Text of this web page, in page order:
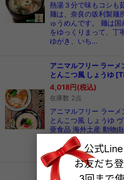
熱湯３分で味もコシも
麺は、奈良の坂利製麺
ゅうめんです。 麺は
をゆっくりまって、丁
ゆがき、いち…
アニマルフリー ラー
とんこつ風 しょうゆ [
4,018円(税込)
在庫数 2点
アニマルフリー ラー
とんこつ風 しょうゆ
亜食品 海外土産 動物
国産小麦粉を100％使
です。…
アニマルフリー とんこ